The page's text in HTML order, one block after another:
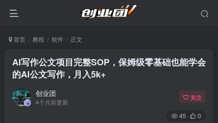
首页 教程 软件 正文
AI写作公文项目完整SOP，保姆级零基础也能学会
的AI公文写作，月入5k+
创业团
4个月前更新
关注
45 0